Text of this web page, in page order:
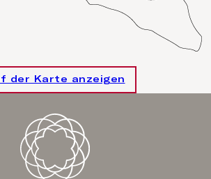
der Karte anzeigen